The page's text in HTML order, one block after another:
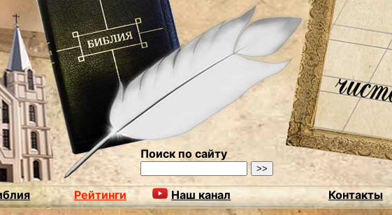
Поиск по сайту
Рейтинги Наш канал Контакты